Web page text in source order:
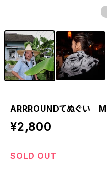
ARRROUNDてぬぐい
¥2,800
SOLD OUT